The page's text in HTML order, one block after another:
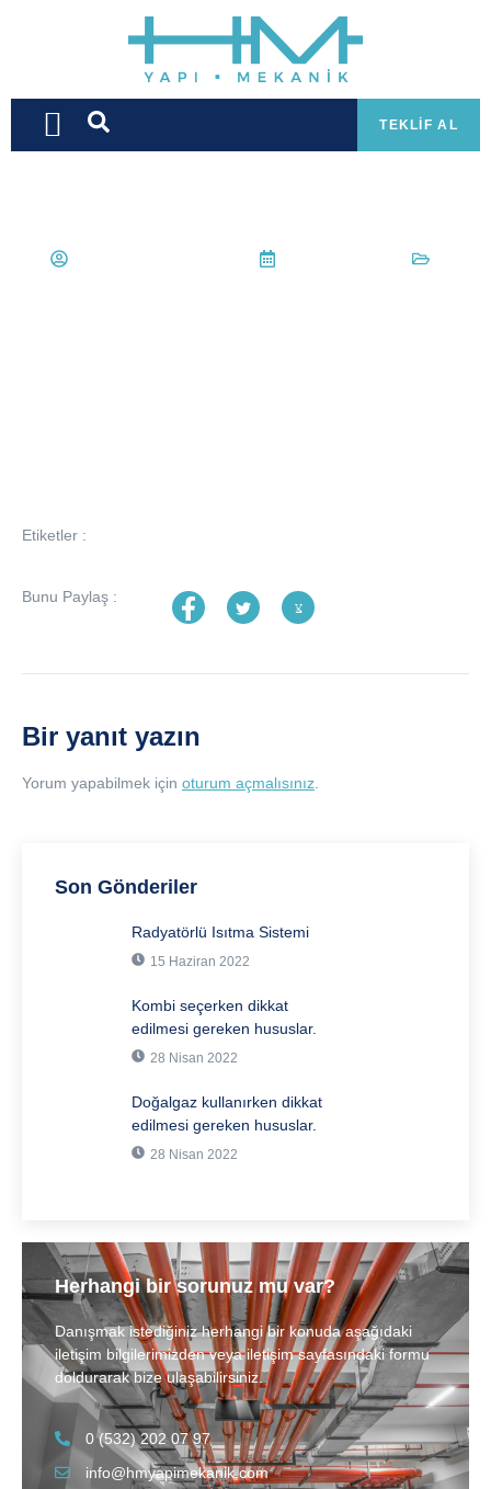
TEKLIF AL
Etiketler :
Bunu Paylaş :
Bir yanıt yazın
Yorum yapabilmek için oturum açmalısınız
Son Gönderiler
Radyatörlü Isıtma Sistemi
15 Haziran 2022
Kombi seçerken dikkat
edilmesi gereken hususlar.
28 Nisan 2022
Doğalgaz kullanırken dikkat
edilmesi gereken hususlar.
28 Nisan 2022
Herhangi bir sorunuz mu var?
Danışmak istediğiniz herhangi bir konuda aşağıdaki
iletişim bilgilerimizden veya iletişim sayfasındaki formu
doldurarak bize ulaşabilirsiniz.
0 (532) 202 07 97
info@hmyapimekanik.com